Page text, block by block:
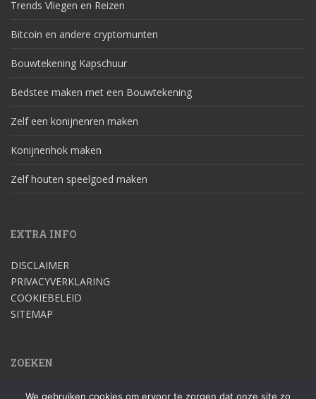
Trends Vliegen en Reizen
Bitcoin en andere cryptomunten
Bouwtekening Kapschuur
Bedstee maken met een Bouwtekening
Zelf een konijnenren maken
Konijnenhok maken
Zelf houten speelgoed maken
EXTRA INFO
DISCLAIMER
PRIVACYVERKLARING
COOKIEBELEID
SITEMAP
ZOEKEN
ZoekWe gebruiken cookies om ervoor te zorgen dat onze site zo